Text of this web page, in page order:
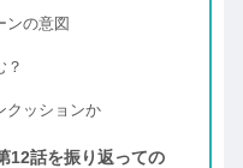
ンの意図
？
クッションか
12話を振り返っての